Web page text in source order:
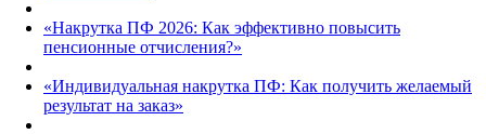
«Накрутка ПФ 2026: Как эффективно повысить
пенсионные отчисления?»
«Индивидуальная накрутка ПФ: Как получить желаемый
результат на заказ»